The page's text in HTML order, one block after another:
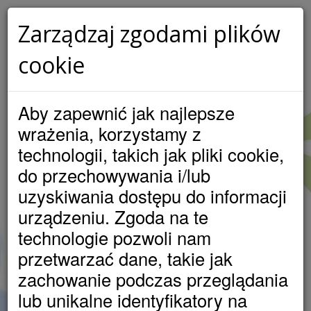
Zarządzaj zgodami plików
cookie
Aby zapewnić jak najlepsze
wrażenia, korzystamy z
technologii, takich jak pliki cookie,
do przechowywania i/lub
uzyskiwania dostępu do informacji
urządzeniu. Zgoda na te
technologie pozwoli nam
przetwarzać dane, takie jak
zachowanie podczas przeglądania
lub unikalne identyfikatory na
LOKATA W SAM RAZ DLA
CIEBIE!
MASZ OSZCZĘDNOŚCI? ZAINWESTUJ JE I PATRZ JAK
SZYBKO ROSNĄ!
Atrakcyjne oprocentowanie
- do 4 % w skali roku
Niewielka minimalna kwota wpłaty
- jedynie 500 pln
Możliwy krótki czas trwania lokaty
- tylko 2 miesiące